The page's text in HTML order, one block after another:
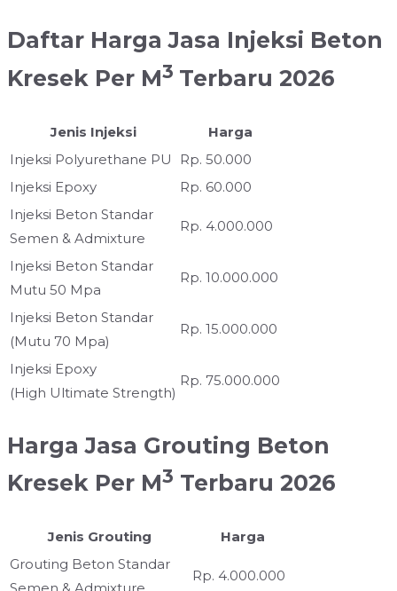
Daftar Harga Jasa Injeksi Beton
Kresek Per M3 Terbaru 2026
Jenis Injeksi
Harga
Injeksi Polyurethane PU
Rp. 50.000
Injeksi Epoxy
Rp. 60.000
Injeksi Beton Standar
Semen & Admixture
Rp. 4.000.000
Injeksi Beton Standar
Mutu 50 Mpa
Rp. 10.000.000
Injeksi Beton Standar
(Mutu 70 Mpa)
Rp. 15.000.000
Injeksi Epoxy
(High Ultimate Strength)
Rp. 75.000.000
Harga Jasa Grouting Beton
Kresek Per M3 Terbaru 2026
Jenis Grouting
Harga
Grouting Beton Standar
Rp. 4.000.000